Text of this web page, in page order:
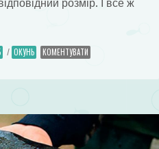
розмір. І все ж
/ ОКУНЬ КОМЕНТУВАТИ